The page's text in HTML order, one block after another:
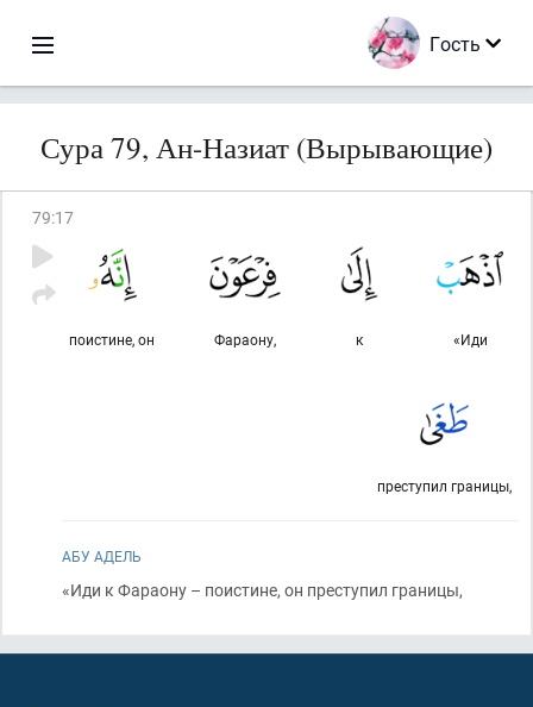
Гость
Сура 79, Ан-Назиат (Вырывающие)
79:17
«Иди
к
Фараону,
поистине, он
преступил границы,
АБУ АДЕЛЬ
«Иди к Фараону – поистине, он преступил границы,